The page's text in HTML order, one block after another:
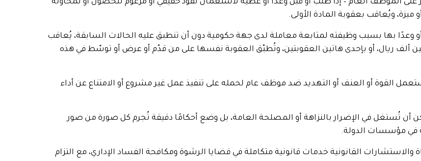
الموظف العام – إذا طلب أو قبل وعدًا أو عطيةً لاستعمال نفوذ حقيقي أو مزعوم للحصول أو لمحاولة
ويُعاقب بعقوبة المادة الأولى.
بها بسبب وظيفته لمتابعة معاملة لدى جهة حكومية دون أن تنطبق عليه الحالات السابقة، يُعاقب
ألف ريال، أو بإحدى هاتين العقوبتين، وتُطبّق العقوبة نفسها على من قدّم أو عرض أو توسّط في هذه
القوة أو العنف أو التهديد ضد موظف عام لحمله على تنفيذ عمل غير مشروع أو الامتناع عن أداء
أن تُستغل في الإضرار بالنزاهة أو المصلحة العامة، بل وضع أحكامًا دقيقة تُجرم كل صورة من صور
في مؤسسات الدولة.
القانونية خدمات قانونية متكاملة في قضايا الرشوة ومكافحة الفساد الإداري، مع التزام